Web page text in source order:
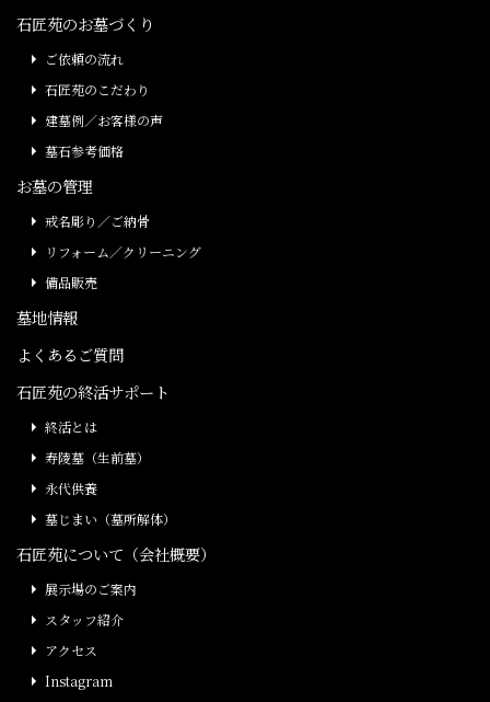
石匠苑のお墓づくり
ご依頼の流れ
石匠苑のこだわり
建墓例／お客様の声
墓石参考価格
お墓の管理
戒名彫り／ご納骨
リフォーム／クリーニング
備品販売
墓地情報
よくあるご質問
石匠苑の終活サポート
終活とは
寿陵墓（生前墓）
永代供養
墓じまい（墓所解体）
石匠苑について（会社概要）
展示場のご案内
スタッフ紹介
アクセス
Instagram